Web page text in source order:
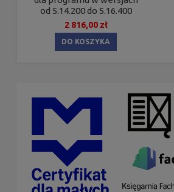
od 5.14.200 do 5.16.400
2 816,00 zł
DO KOSZYKA